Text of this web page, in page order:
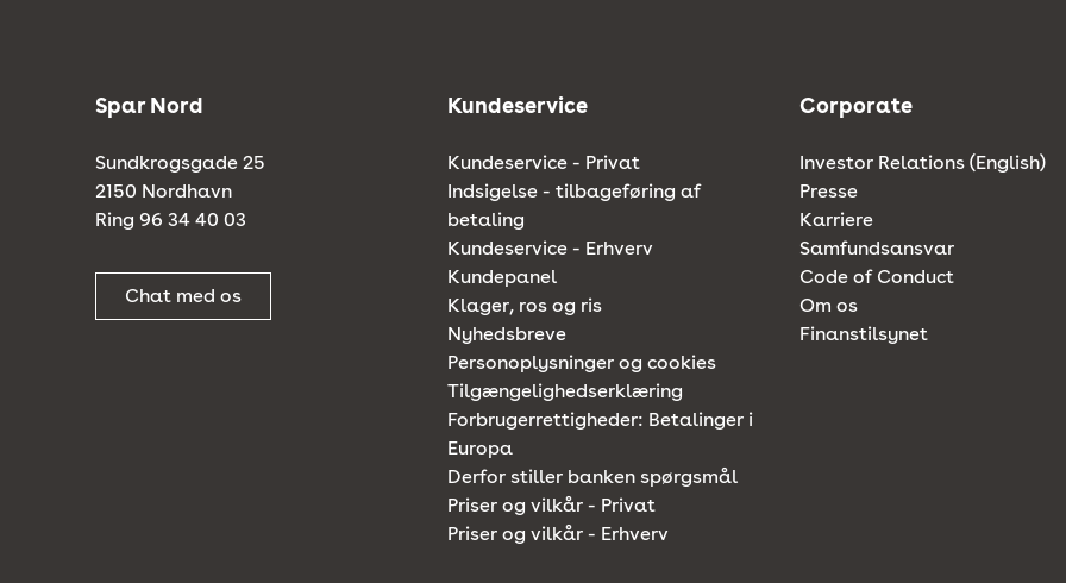
Spar Nord
Sundkrogsgade 25
2150 Nordhavn
Ring 96 34 40 03
Chat med os
Kundeservice
Kundeservice - Privat
Indsigelse - tilbageføring af
betaling
Kundeservice - Erhverv
Kundepanel
Klager, ros og ris
Nyhedsbreve
Personoplysninger og cookies
Tilgængelighedserklæring
Forbrugerrettigheder: Betalinger i
Europa
Derfor stiller banken spørgsmål
Priser og vilkår - Privat
Priser og vilkår - Erhverv
Corporate
Investor Relations (English)
Presse
Karriere
Samfundsansvar
Code of Conduct
Om os
Finanstilsynet